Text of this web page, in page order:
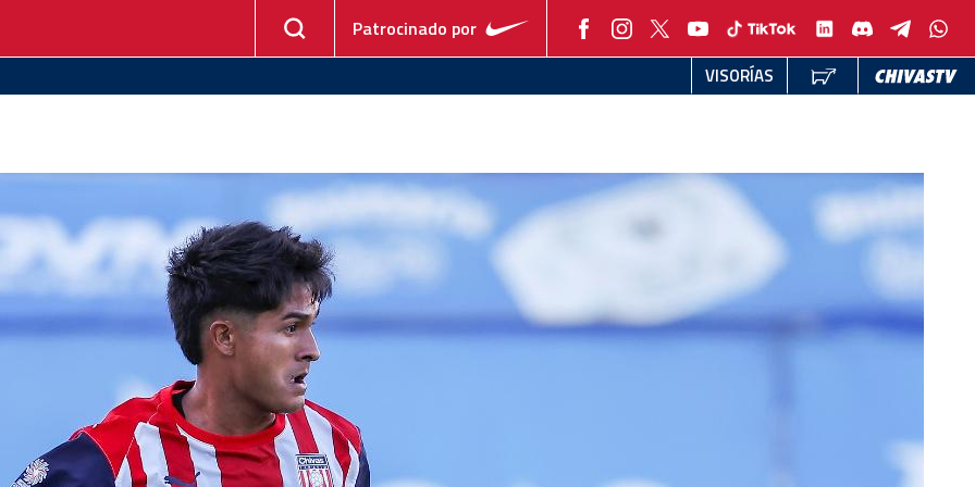
Patrocinado por
VISORÍAS